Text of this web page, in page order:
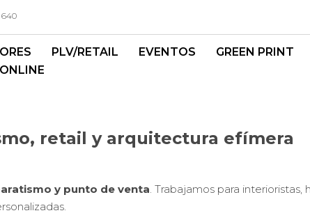
640
PLV/RETAIL EVENTOS GREEN PRINT
retail y arquitectura efímera
y punto de venta . Trabajamos para